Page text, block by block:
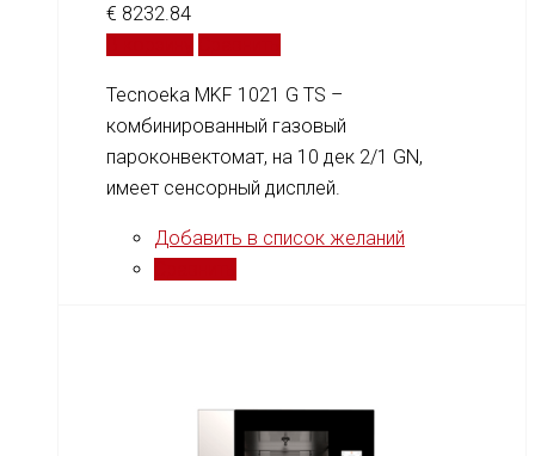
€ 8232.84
Tecnoeka MKF 1021 G TS –
комбинированный газовый
пароконвектомат, на 10 дек 2/1 GN,
имеет сенсорный дисплей.
Добавить в список желаний